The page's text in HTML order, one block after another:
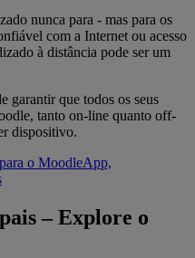
nunca para - mas para os
com a Internet ou acesso
à distância pode ser um
garantir que todos os seus
tanto on-line quanto off-
dispositivo.
– Explore o